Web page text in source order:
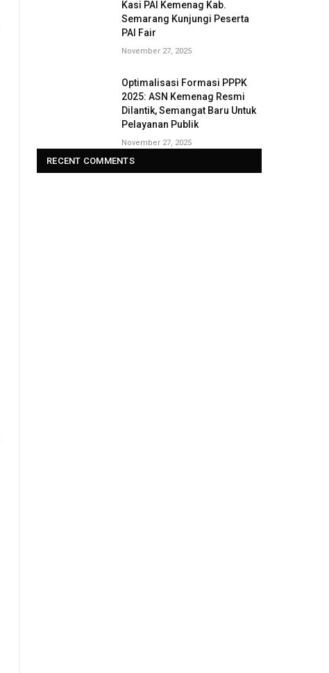
Kasi PAI Kemenag Kab.
Semarang Kunjungi Peserta
PAI Fair
November 27, 2025
Optimalisasi Formasi PPPK
2025: ASN Kemenag Resmi
Dilantik, Semangat Baru Untuk
Pelayanan Publik
November 27, 2025
RECENT COMMENTS